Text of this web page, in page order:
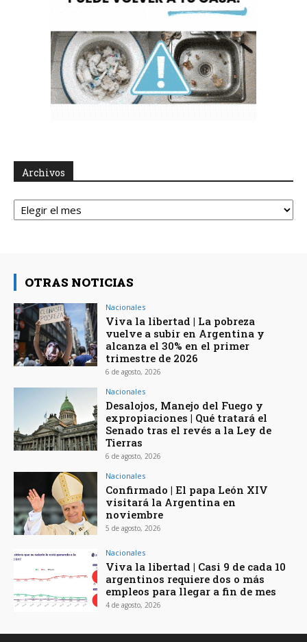
Archivos
Archivos
OTRAS NOTICIAS
Nacionales
Viva la libertad | La pobreza
vuelve a subir en Argentina y
alcanza el 30% en el primer
trimestre de 2026
6 de agosto, 2026
Nacionales
Desalojos, Manejo del Fuego y
expropiaciones | Qué tratará el
Senado tras el revés a la Ley de
Tierras
6 de agosto, 2026
Nacionales
Confirmado | El papa León XIV
visitará la Argentina en
noviembre
5 de agosto, 2026
Nacionales
Viva la libertad | Casi 9 de cada 10
argentinos requiere dos o más
empleos para llegar a fin de mes
4 de agosto, 2026